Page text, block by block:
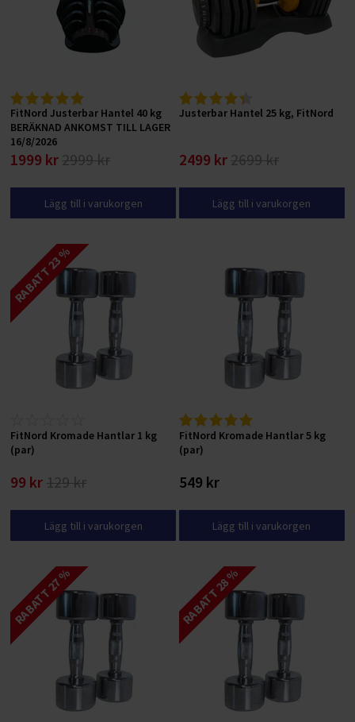
FitNord Justerbar Hantel 40 kg
BERÄKNAD ANKOMST TILL LAGER
16/8/2026
1999 kr 2999 kr
Lägg till i varukorgen
Justerbar Hantel 25 kg, FitNord
2499 kr2699 kr
Lägg till i varukorgen
RABATT 23 %
FitNord Kromade Hantlar 1 kg
(par)
99 kr 129 kr
Lägg till i varukorgen
FitNord Kromade Hantlar 5 kg
(par)
549 kr
Lägg till i varukorgen
RABATT 27 % RABATT 28 %